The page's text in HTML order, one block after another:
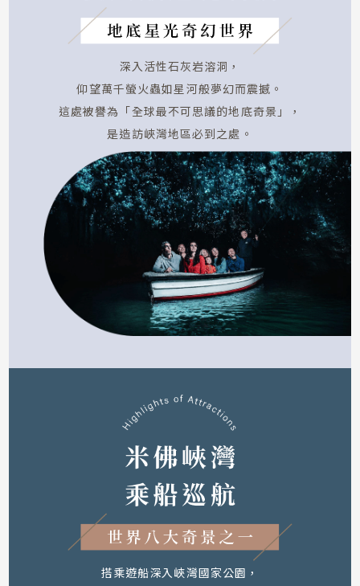
深入活性石灰岩溶洞，
仰望萬千螢火蟲如星河般夢幻而震撼。
這處被譽為「全球最不可思議的地底奇景」，
是造訪峽灣地區必到之處。
搭乘遊船深入峽灣國家公園，